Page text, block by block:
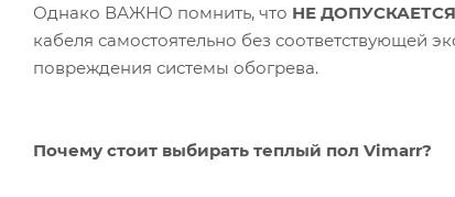
Однако ВАЖНО помнить, что НЕ ДОПУСКАЕТСЯ
кабеля самостоятельно без соответствующей
повреждения системы обогрева.
Почему стоит выбирать теплый пол Vimarr?